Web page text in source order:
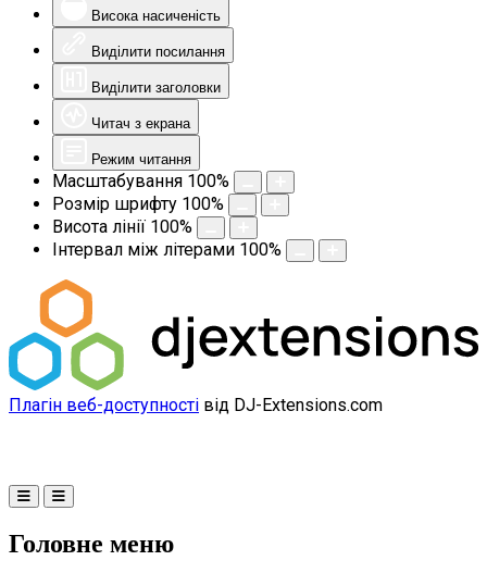
Висока насиченість
Виділити посилання
Виділити заголовки
Читач з екрана
Режим читання
Масштабування 100%
Розмір шрифту 100%
Висота лінії 100%
Інтервал між літерами 100%
Плагін веб-доступності від DJ-Extensions.com
Головне меню